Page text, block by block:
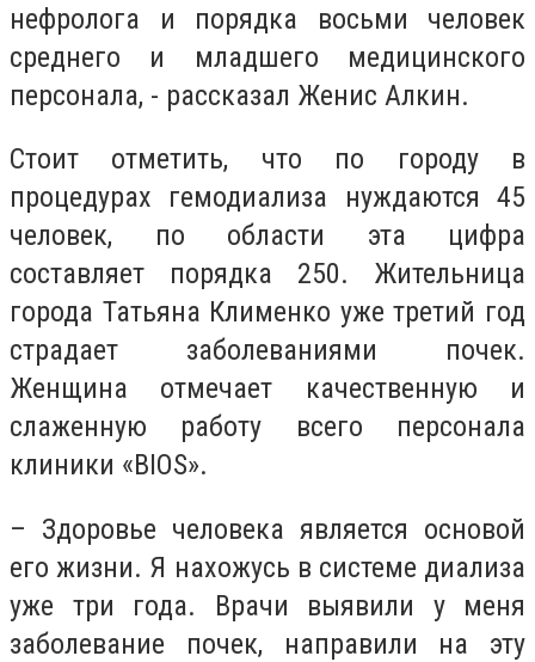
нефролога и порядка восьми человек
среднего и младшего медицинского
персонала, - рассказал Женис Алкин.
Стоит отметить, что по городу в
процедурах гемодиализа нуждаются 45
человек, по области эта цифра
составляет порядка 250. Жительница
города Татьяна Клименко уже третий год
страдает заболеваниями почек.
Женщина отмечает качественную и
слаженную работу всего персонала
клиники «BIOS».
– Здоровье человека является основой
его жизни. Я нахожусь в системе диализа
уже три года. Врачи выявили у меня
заболевание почек, направили на эту